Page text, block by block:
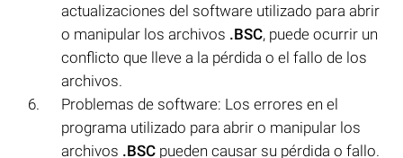
actualizaciones del software utilizado para abrir
o manipular los archivos .BSC, puede ocurrir un
conflicto que lleve a la pérdida o el fallo de los
archivos.
Problemas de software: Los errores en el
programa utilizado para abrir o manipular los
archivos .BSC pueden causar su pérdida o fallo.